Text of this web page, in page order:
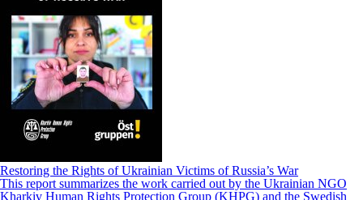
Restoring the Rights of Ukrainian Victims of Russia’s War
This report summarizes the work carried out by the Ukrainian NGO
Kharkiv Human Rights Protection Group (KHPG) and the Swedish